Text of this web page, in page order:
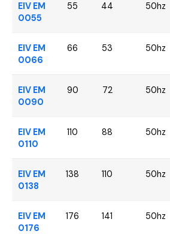
EIV EM
0055
55 44 50hz
EIV EM
0066
66 53 50hz
EIV EM
0090
90 72 50hz
EIV EM
0110
110 88 50hz
EIV EM
0138
138 110 50hz
EIV EM
0176
176 141 50hz